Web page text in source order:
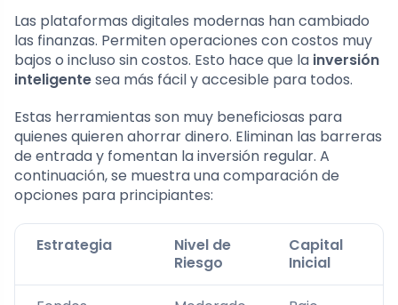
Las plataformas digitales modernas han cambiado
las finanzas. Permiten operaciones con costos muy
bajos o incluso sin costos. Esto hace que la inversión
inteligentesea más fácil y accesible para todos.
Estas herramientas son muy beneficiosas para
quienes quieren ahorrar dinero. Eliminan las barreras
de entrada y fomentan la inversión regular. A
continuación, se muestra una comparación de
opciones para principiantes:
Estrategia
Nivel de
Riesgo
Capital
Inicial